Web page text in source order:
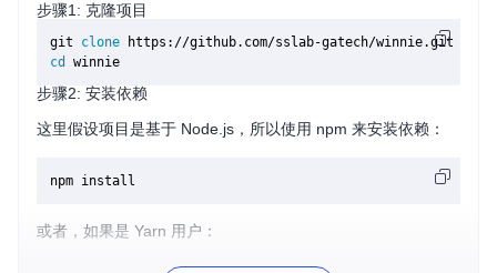
步骤1: 克隆项目
git clone
cd
步骤2: 安装依赖
这里假设项目是基于 Node.js，所以使用 npm 来安装依赖：
或者，如果是 Yarn 用户：